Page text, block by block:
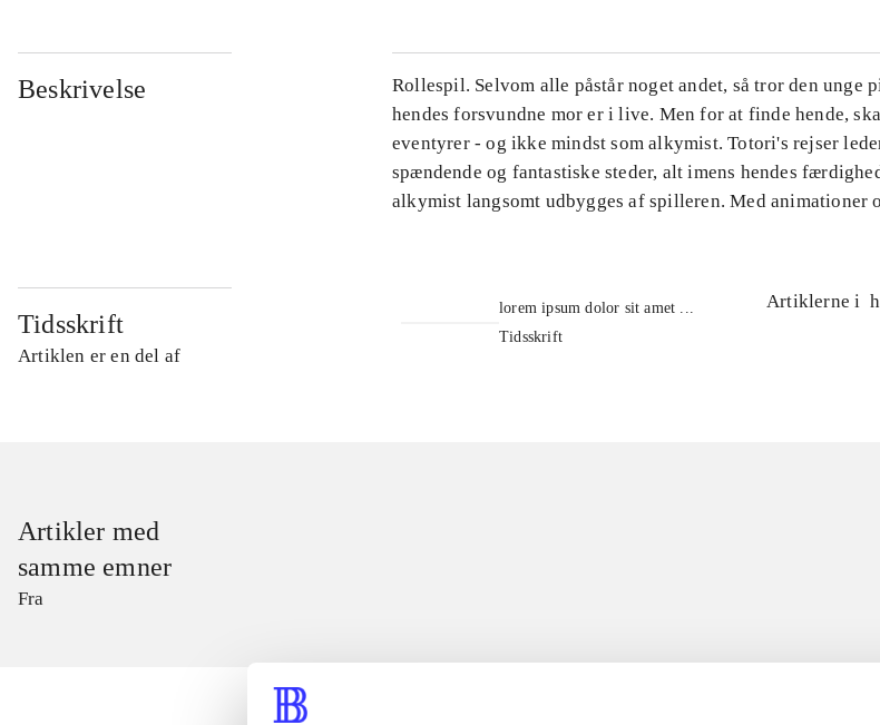
Beskrivelse
Rollespil. Selvom alle påstår noget andet, så tror den unge
hendes forsvundne mor er i live. Men for at finde hende,
eventyrer - og ikke mindst som alkymist. Totori's rejser
spændende og fantastiske steder, alt imens hendes
alkymist langsomt udbygges af spilleren. Med animationer
Tidsskrift
Artiklen er en del af
lorem ipsum dolor sit amet ...
Tidsskrift
Artiklerne i
Artikler med
samme emner
Fra